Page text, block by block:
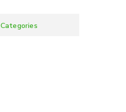
Categories